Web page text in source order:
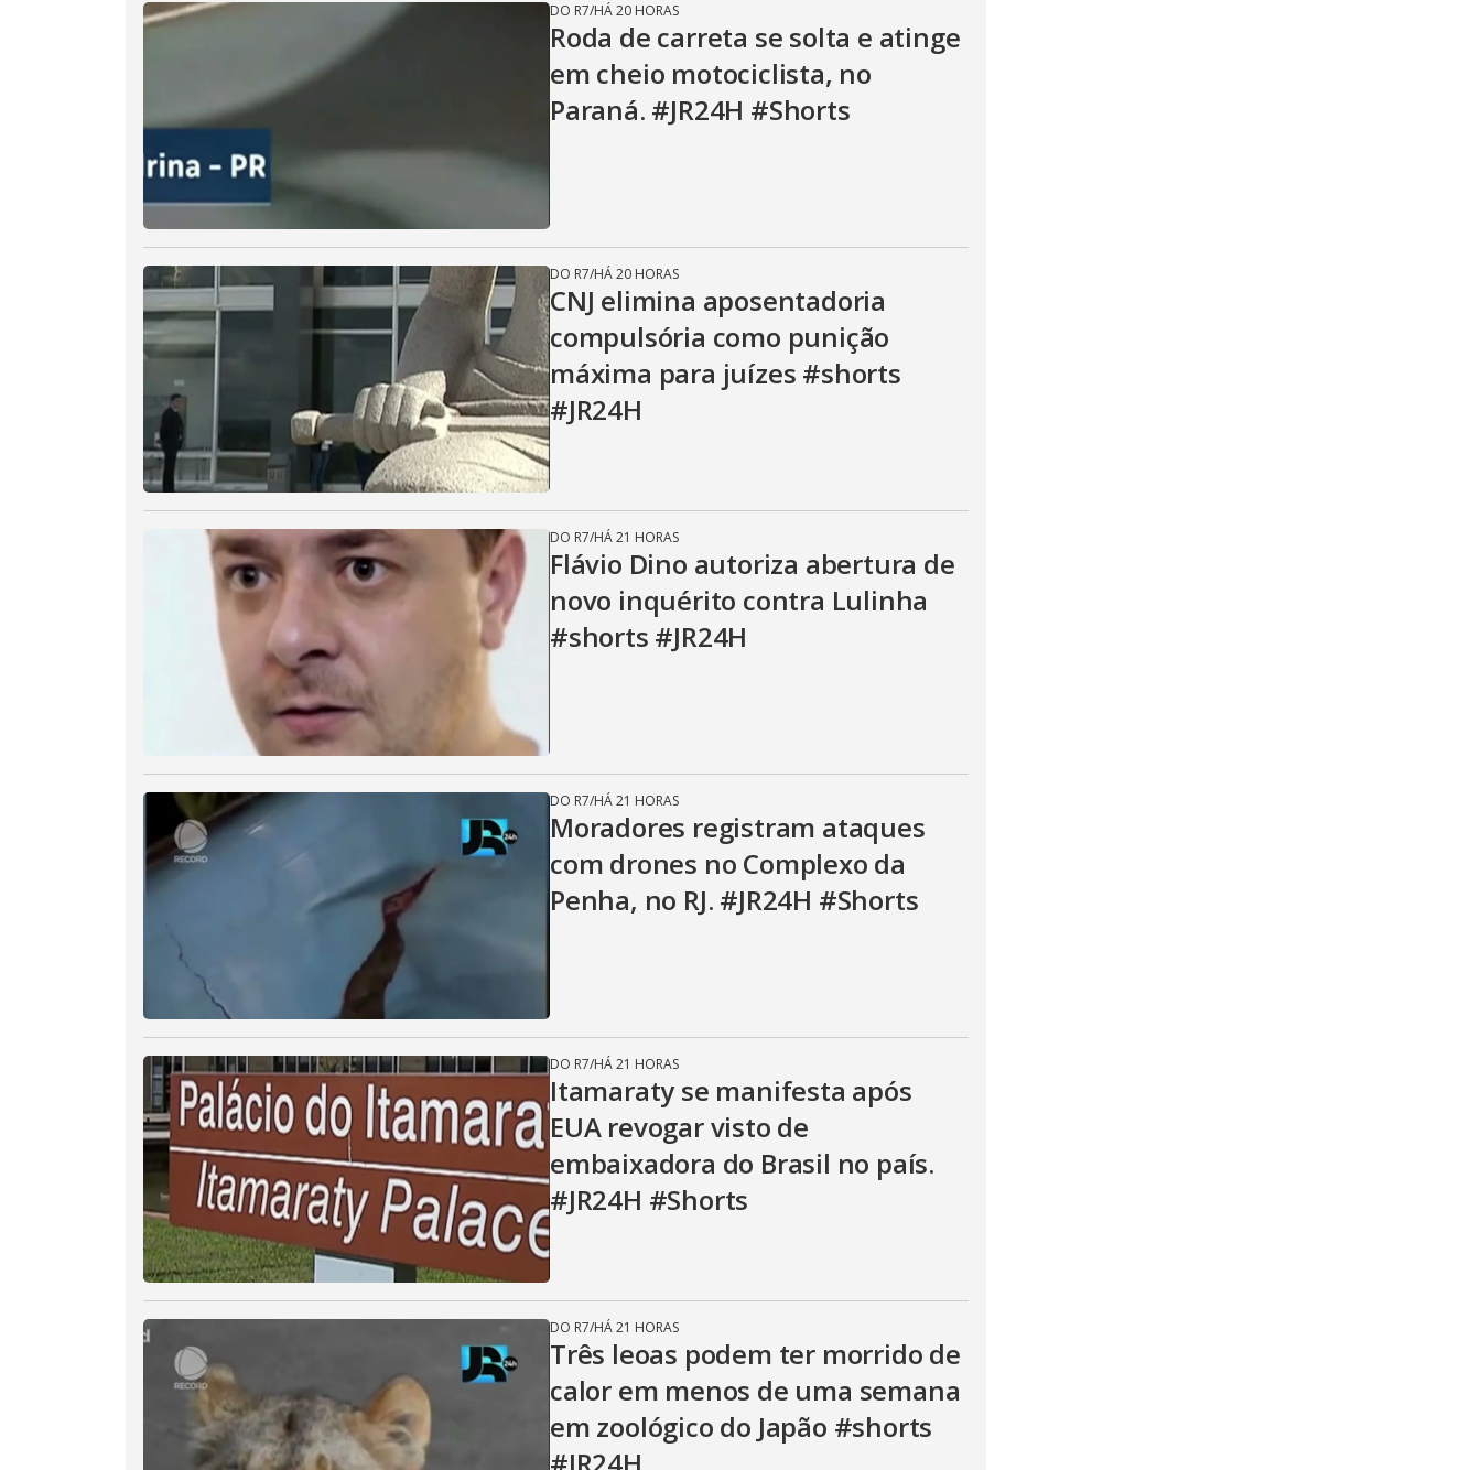
DO R7/HÁ 20 HORAS
Roda de carreta se solta e atinge
em cheio motociclista, no
Paraná. #JR24H #Shorts
DO R7/HÁ 20 HORAS
CNJ elimina aposentadoria
compulsória como punição
máxima para juízes #shorts
#JR24H
DO R7/HÁ 21 HORAS
Flávio Dino autoriza abertura de
novo inquérito contra Lulinha
#shorts #JR24H
DO R7/HÁ 21 HORAS
Moradores registram ataques
com drones no Complexo da
Penha, no RJ. #JR24H #Shorts
DO R7/HÁ 21 HORAS
Itamaraty se manifesta após
EUA revogar visto de
embaixadora do Brasil no país.
#JR24H #Shorts
DO R7/HÁ 21 HORAS
Três leoas podem ter morrido de
calor em menos de uma semana
em zoológico do Japão #shorts